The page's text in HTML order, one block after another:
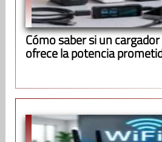
Cómo saber si un
ofrece la potencia